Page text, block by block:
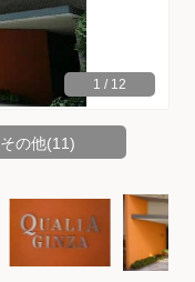
1 / 12
その他(11)